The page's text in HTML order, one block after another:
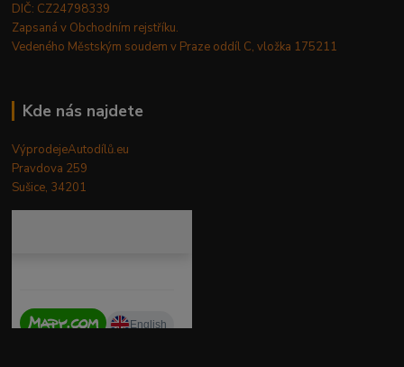
DIČ: CZ24798339
Zapsaná v Obchodním rejstříku.
Vedeného Městským soudem v Praze oddíl C, vložka 175211
Kde nás najdete
VýprodejeAutodílů.eu
Pravdova 259
Sušice, 34201